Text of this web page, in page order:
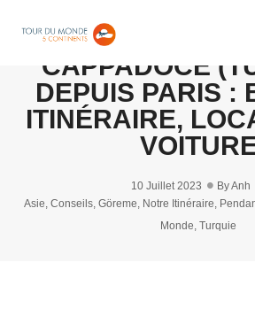
[2023] 3
CAPPADOCE
DEPUIS PARIS :
ITINÉRAIRE,
10 Juillet 2023 ByAnh
Asie, Conseils, Göreme, Notre Itinéraire,
Monde, Turquie